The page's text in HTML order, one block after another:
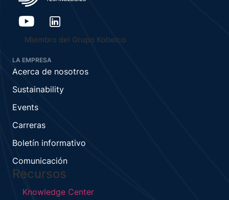
Miembro del Grupo Kobelco
LA EMPRESA
Acerca de nosotros
Sustainability
Events
Carreras
Boletín informativo
Comunicación
Recursos
Knowledge Center